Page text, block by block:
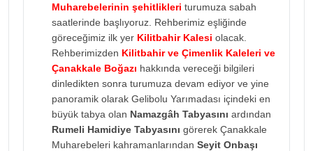
Muharebelerinin şehitlikleri turumuza sabah
saatlerinde başlıyoruz. Rehberimiz eşliğinde
göreceğimiz ilk yer Kilitbahir Kalesi olacak.
Rehberimizden Kilitbahir ve Çimenlik Kaleleri ve
Çanakkale Boğazı hakkında vereceği bilgileri
dinledikten sonra turumuza devam ediyor ve yine
panoramik olarak Gelibolu Yarımadası içindeki en
büyük tabya olan Namazgâh Tabyasını ardından
Rumeli Hamidiye Tabyasını görerek Çanakkale
Muharebeleri kahramanlarından Seyit Onbaşı